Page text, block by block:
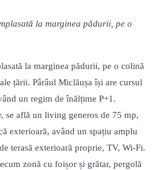
la marginea pădurii, pe o
la marginea pădurii, pe o colină
țării. Pârâul Miclăușa își are cursul
un regim de înălțime P+1.
se află un living generos de 75 mp,
exterioară, având un spațiu amplu
terasă exterioară proprie, TV, Wi-Fi.
zonă cu foișor și grătar, pergolă